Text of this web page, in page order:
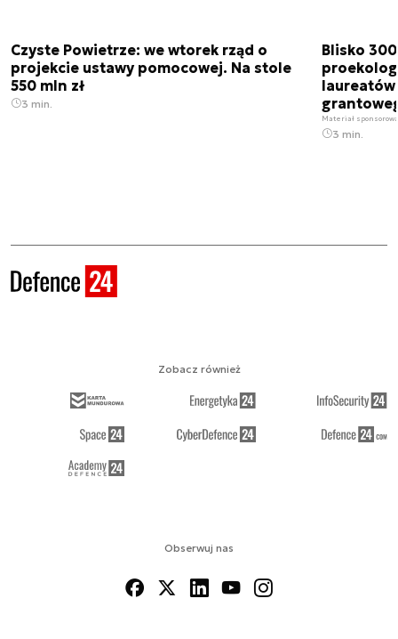
Czyste Powietrze: we wtorek rząd o
projekcie ustawy pomocowej. Na stole
550 mln zł
3 min.
Blisko
Materiał
3 min.
Obserwuj nas
Zobacz również